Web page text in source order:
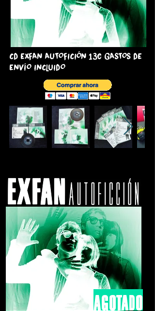
CD EXFAN AUTOFICIÓN 13€ GASTOS DE
ENVÍO INCLUIDO
agotado